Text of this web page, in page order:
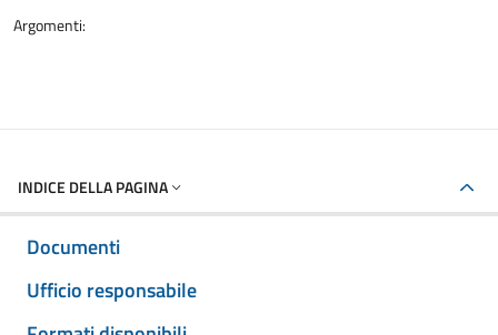
Argomenti:
INDICE DELLA PAGINA
Documenti
Ufficio responsabile